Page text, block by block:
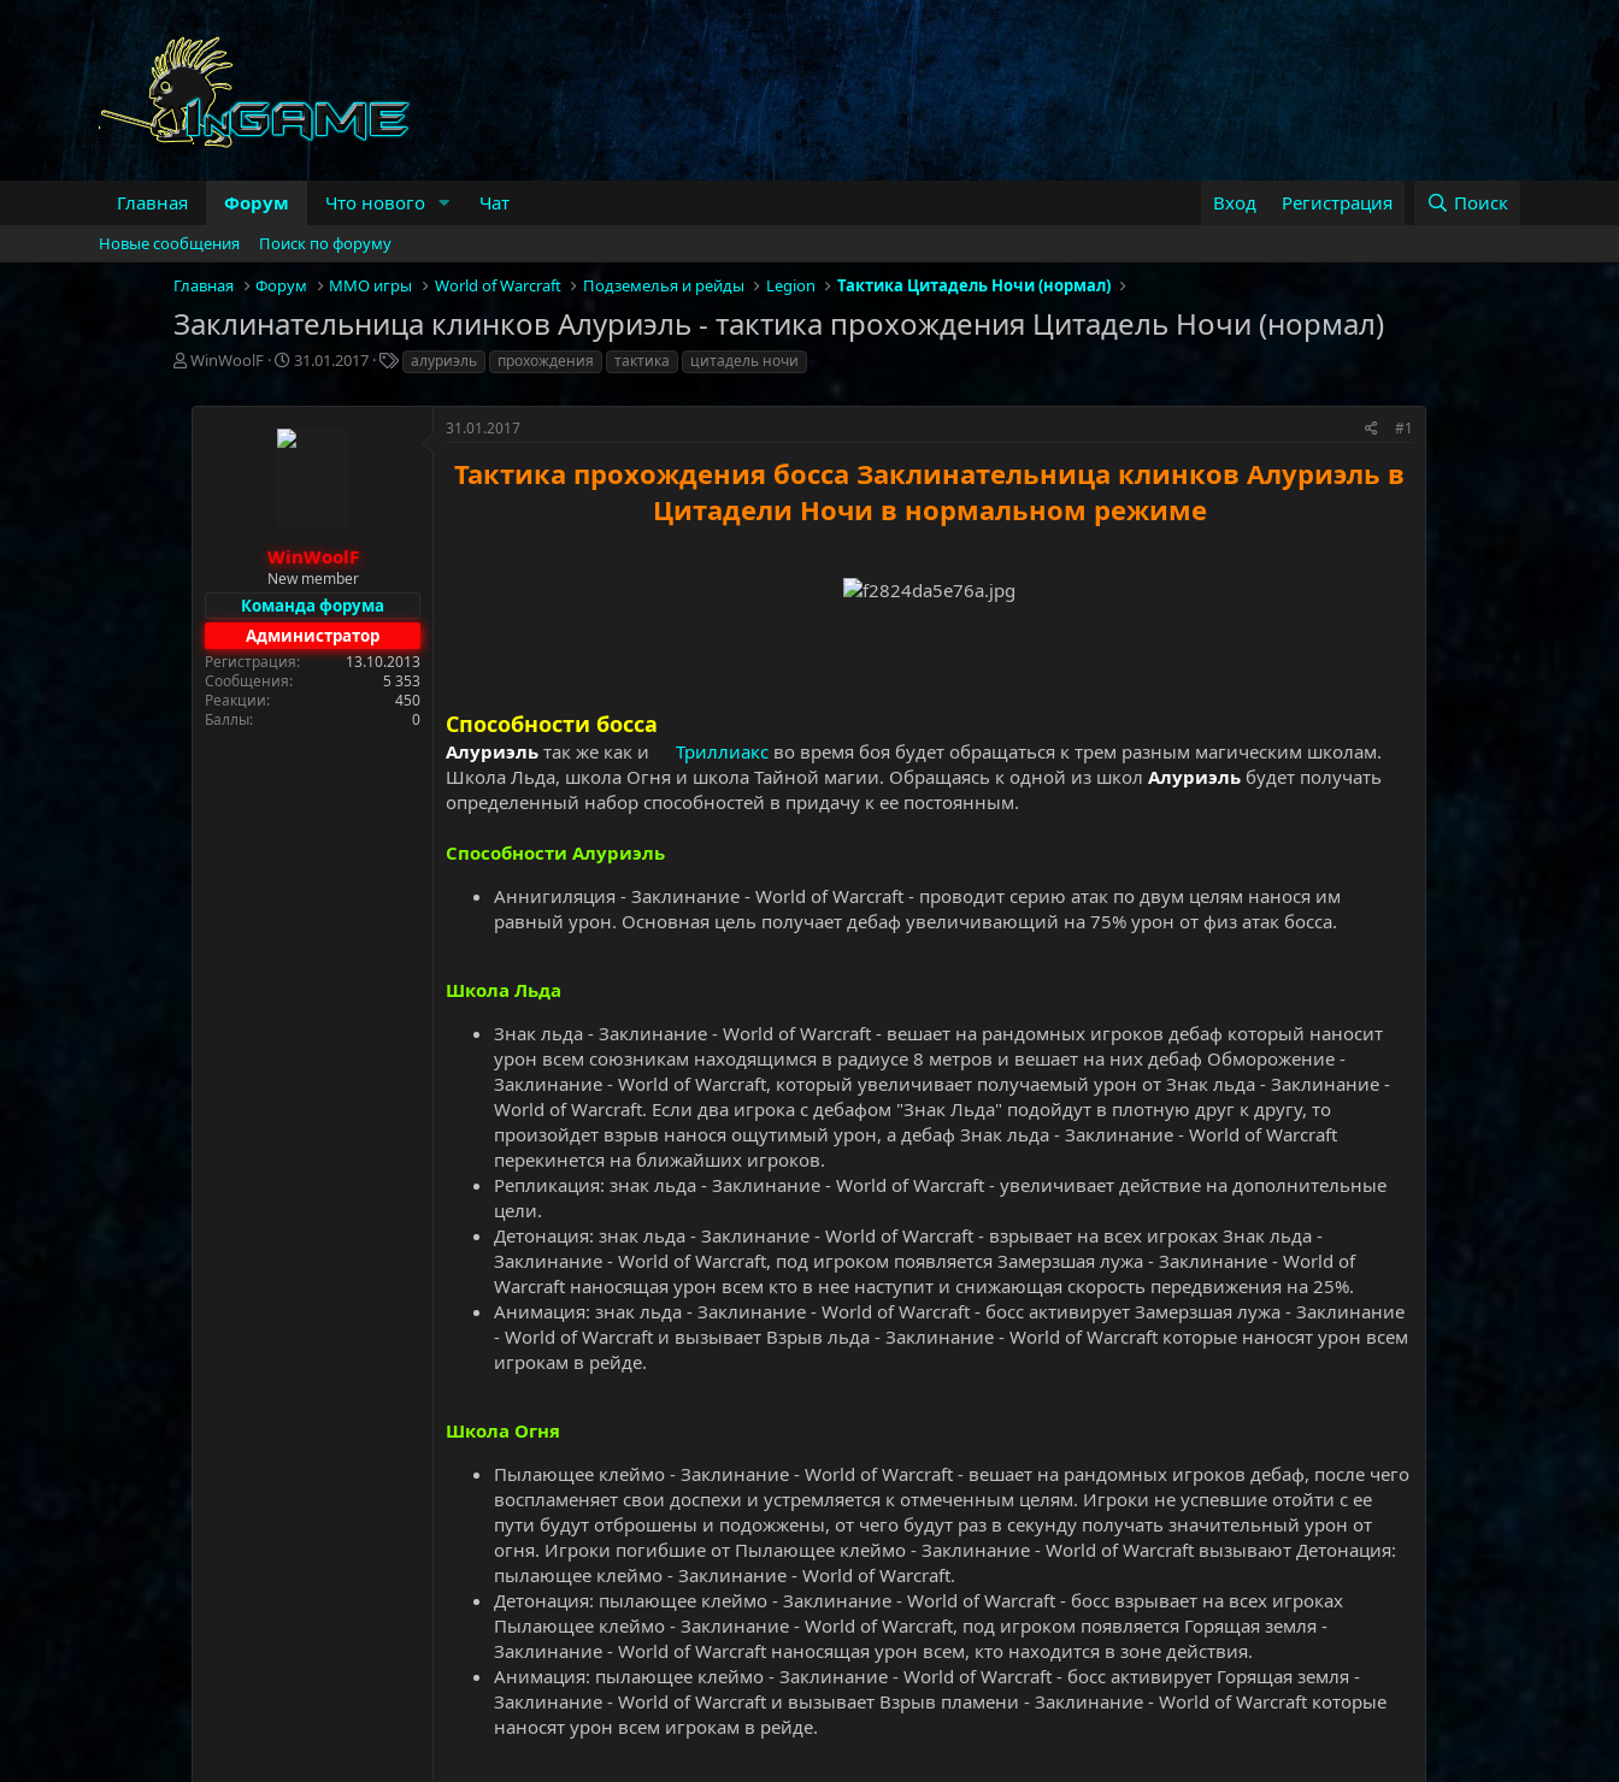
Главная Форум Что нового Чат Вход Регистрация Поиск
Новые сообщения
Поиск по форуму
Главная
Форум MMO игры World of Warcraft Подземелья и рейды Legion Тактика Цитадель Ночи (нормал)
Заклинательница клинков Алуриэль - тактика прохождения Цитадель Ночи (нормал)
А
т
WinWoolF
Д
т
н
а
31.01.2017
Т
е
г
алуриэль прохождения тактика цитадель ночи
WinWoolF
New member
Команда форума
Администратор
Регистрация
13.10.2013
Сообщения
5 353
Реакции
450
Баллы
0
31.01.2017 #1
Тактика прохождения босса Заклинательница клинков Алуриэль в
Цитадели Ночи в нормальном режиме
Способности босса
Алуриэль так же как и Триллиакс во время боя будет обращаться к трем разным магическим школам.
Школа Льда, школа Огня и школа Тайной магии. Обращаясь к одной из школАлуриэль будет получать
определенный набор способностей в придачу к ее постоянным.
Способности Алуриэль
Аннигиляция - Заклинание - World of Warcraft - проводит серию атак по двум целям нанося им
равный урон. Основная цель получает дебаф увеличивающий на 75% урон от физ атак босса.
Школа Льда
Знак льда - Заклинание - World of Warcraft - вешает на рандомных игроков дебаф который наносит
урон всем союзникам находящимся в радиусе 8 метров и вешает на них дебаф Обморожение -
Заклинание - World of Warcraft, который увеличивает получаемый урон от Знак льда - Заклинание -
World of Warcraft. Если два игрока с дебафом "Знак Льда" подойдут в плотную друг к другу, то
произойдет взрыв нанося ощутимый урон, а дебаф Знак льда - Заклинание - World of Warcraft
перекинется на ближайших игроков.
Репликация: знак льда - Заклинание - World of Warcraft - увеличивает действие на дополнительные
цели.
Детонация: знак льда - Заклинание - World of Warcraft - взрывает на всех игроках Знак льда -
Заклинание - World of Warcraft, под игроком появляется Замерзшая лужа - Заклинание - World of
Warcraft наносящая урон всем кто в нее наступит и снижающая скорость передвижения на 25%.
Анимация: знак льда - Заклинание - World of Warcraft - босс активирует Замерзшая лужа - Заклинание
- World of Warcraft и вызывает Взрыв льда - Заклинание - World of Warcraft которые наносят урон всем
игрокам в рейде.
Школа Огня
Пылающее клеймо - Заклинание - World of Warcraft - вешает на рандомных игроков дебаф, после чего
воспламеняет свои доспехи и устремляется к отмеченным целям. Игроки не успевшие отойти с ее
пути будут отброшены и подожжены, от чего будут раз в секунду получать значительный урон от
огня. Игроки погибшие от Пылающее клеймо - Заклинание - World of Warcraft вызывают Детонация:
пылающее клеймо - Заклинание - World of Warcraft.
Детонация: пылающее клеймо - Заклинание - World of Warcraft - босс взрывает на всех игроках
Пылающее клеймо - Заклинание - World of Warcraft, под игроком появляется Горящая земля -
Заклинание - World of Warcraft наносящая урон всем, кто находится в зоне действия.
Анимация: пылающее клеймо - Заклинание - World of Warcraft - босс активирует Горящая земля -
Заклинание - World of Warcraft и вызывает Взрыв пламени - Заклинание - World of Warcraft которые
наносят урон всем игрокам в рейде.